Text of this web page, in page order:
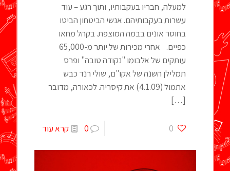
למעלה, חבריו בעקבותיו, ותוך רגע – עוד
עשרות בעקבותיהם. אנשי הביטחון הביטו
בחוסר אונים בבמה המוצפת. בקהל מחאו
כפיים. אחרי מכירות של יותר מ-65,000
עותקים של אלבומו "נקודה טובה" ופרס
תמלילן השנה של אקו"ם, שולי רנד כבש
אתמול (4.1.09) את קיסריה. לכאורה, מדובר
[…]
0
0 קרא עוד